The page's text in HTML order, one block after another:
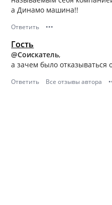
а Динамо машина!!
Ответить •••
Гость
@Соискатель,
а зачем было отказываться
Ответить Все отзывы автора